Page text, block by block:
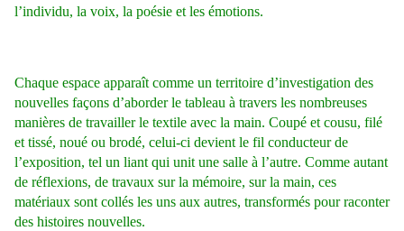
l’individu, la voix, la poésie et les émotions.
Chaque espace apparaît comme un territoire d’investigation des
nouvelles façons d’aborder le tableau à travers les nombreuses
manières de travailler le textile avec la main. Coupé et cousu, filé
et tissé, noué ou brodé, celui-ci devient le fil conducteur de
l’exposition, tel un liant qui unit une salle à l’autre. Comme autant
de réflexions, de travaux sur la mémoire, sur la main, ces
matériaux sont collés les uns aux autres, transformés pour raconter
des histoires nouvelles.